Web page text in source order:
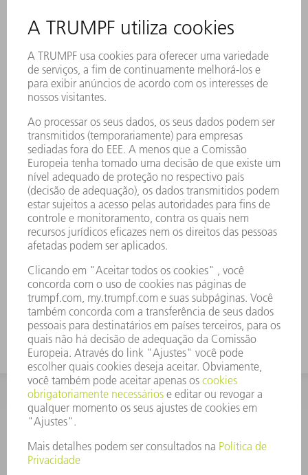
Obtenha uma visão geral das funções mais
importantes do MyTRUMPF e conheça-as em detalhe.
SAIBA MAIS